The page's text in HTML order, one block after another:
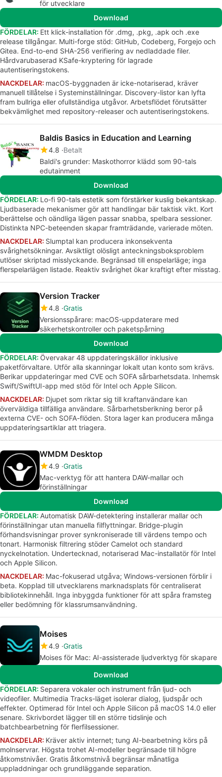
för utvecklare
Download
FÖRDELAR: Ett klick-installation för .dmg, .pkg, .apk och .exe
release tillgångar. Multi-forge stöd: GitHub, Codeberg, Forgejo och
Gitea. End-to-end SHA-256 verifiering av nedladdade filer.
Hårdvarubaserad KSafe-kryptering för lagrade
autentiseringstokens.
NACKDELAR: macOS-byggnaden är icke-notariserad, kräver
manuell tillåtelse i Systeminställningar. Discovery-listor kan lyfta
fram bullriga eller ofullständiga utgåvor. Arbetsflödet förutsätter
bekvämlighet med repository-releaser och autentiseringstokens.
Baldis Basics in Education and Learning
4.8 Betalt
Baldi's grunder: Maskothorror klädd som 90-tals
edutainment
Download
FÖRDELAR: Lo-fi 90-tals estetik som förstärker kuslig bekantskap.
Ljudbaserade mekanismer gör att handlingar bär taktisk vikt. Kort
berättelse och oändliga lägen passar snabba, spelbara sessioner.
Distinkta NPC-beteenden skapar framträdande, varierade möten.
NACKDELAR: Slumptal kan producera inkonsekventa
svårighetsökningar. Avsiktligt olösligt anteckningsboksproblem
utlöser skriptad misslyckande. Begränsad till enspelarläge; inga
flerspelarlägen listade. Reaktiv svårighet ökar kraftigt efter misstag.
Version Tracker
4.8 Gratis
Versionsspårare: macOS-uppdaterare med
säkerhetskontroller och paketspårning
Download
FÖRDELAR: Övervakar 48 uppdateringskällor inklusive
paketförvaltare. Utför alla skanningar lokalt utan konto som krävs.
Berikar uppdateringar med CVE och SOFA sårbarhetsdata. Inhemsk
Swift/SwiftUI-app med stöd för Intel och Apple Silicon.
NACKDELAR: Djupet som riktar sig till kraftanvändare kan
överväldiga tillfälliga användare. Sårbarhetsberikning beror på
externa CVE- och SOFA-flöden. Stora lager kan producera många
uppdateringsartiklar att triagera.
WMDM Desktop
4.9 Gratis
Mac-verktyg för att hantera DAW-mallar och
förinställningar
Download
FÖRDELAR: Automatisk DAW-detektering installerar mallar och
förinställningar utan manuella filflyttningar. Bridge-plugin
förhandsvisningar prover synkroniserade till värdens tempo och
tonart. Harmonisk filtrering stöder Camelot och standard
nyckelnotation. Undertecknad, notariserad Mac-installatör för Intel
och Apple Silicon.
NACKDELAR: Mac-fokuserad utgåva; Windows-versionen förblir i
beta. Kopplad till utvecklarens marknadsplats för centraliserat
bibliotekinnehåll. Inga inbyggda funktioner för att spåra framsteg
eller bedömning för klassrumsanvändning.
Moises
4.9 Gratis
Moises för Mac: AI-assisterade ljudverktyg för skapare
Download
FÖRDELAR: Separera vokaler och instrument från ljud- och
videofiler. Multimedia Tracks-läget isolerar dialog, ljudspår och
effekter. Optimerad för Intel och Apple Silicon på macOS 14.0 eller
senare. Skrivbordet lägger till en större tidslinje och
batchbearbetning för flerfilsessioner.
NACKDELAR: Kräver aktiv internet; tung AI-bearbetning körs på
molnservrar. Högsta trohet AI-modeller begränsade till högre
åtkomstnivåer. Gratis åtkomstnivå begränsar månatliga
uppladdningar och grundläggande separation.